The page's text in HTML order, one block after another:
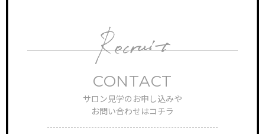
CONTACT
サロン見学のお申し込みや
お問い合わせはコチラ